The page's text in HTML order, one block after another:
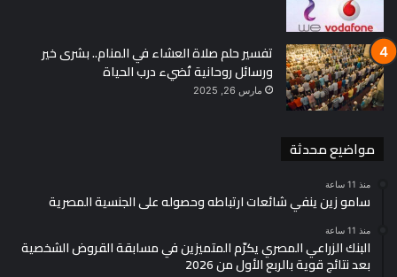
English
Fluently
تفسير حلم صلاة العشاء في المنام.. بشرى خير
ورسائل روحانية تُضيء درب الحياة
مارس 26, 2025
مواضيع محدثة
منذ 11 ساعة
سامو زين ينفي شائعات ارتباطه وحصوله على الجنسية المصرية
منذ 11 ساعة
البنك الزراعي المصري يكرّم المتميزين في مسابقة القروض الشخصية
بعد نتائج قوية بالربع الأول من 2026